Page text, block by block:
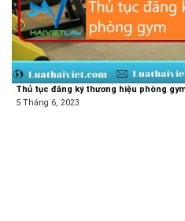
Thủ tục đăng ký thương hiệu phòng
5 Tháng 6, 2023